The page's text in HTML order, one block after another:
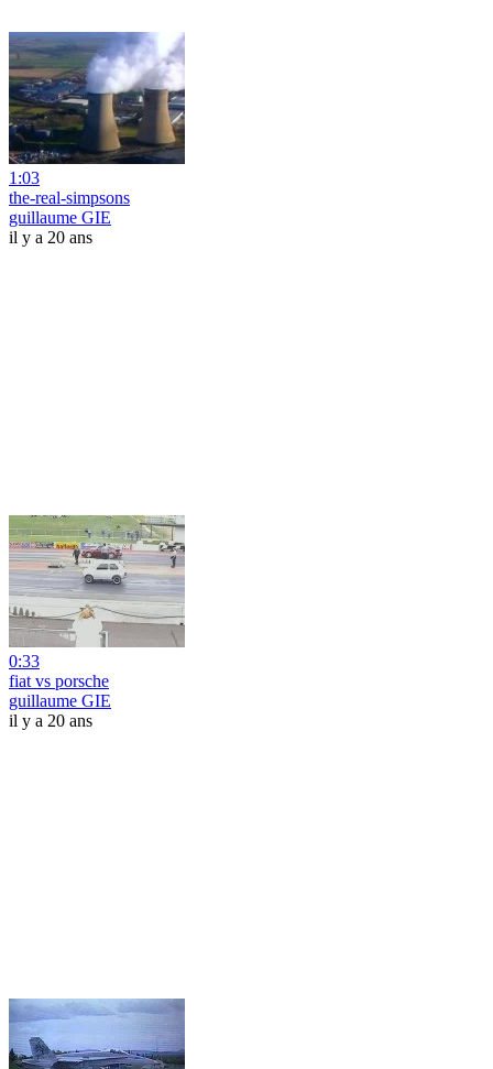
1:03
the-real-simpsons
guillaume GIE
il y a 20 ans
0:33
fiat vs porsche
guillaume GIE
il y a 20 ans